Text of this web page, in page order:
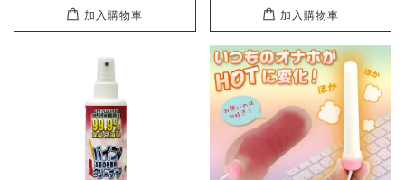
加入購物車 加入購物車